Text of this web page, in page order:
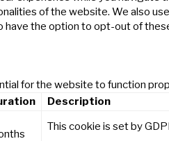
of the website. We also
have the option to opt-out of
for the website to function
Description
This cookie is set by